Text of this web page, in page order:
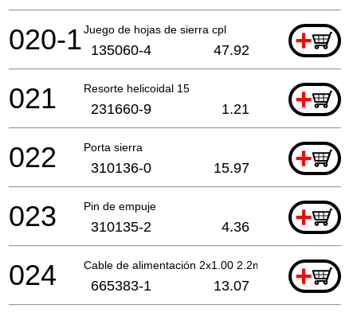
Juego de hojas de sierra cpl +
020-1 135060-4 47.92
Resorte helicoidal 15 +
021 231660-9 1.21
Porta sierra +
022 310136-0 15.97
Pin de empuje +
023 310135-2 4.36
Cable de alimentación 2x1.00 2.2mtr +
024 665383-1 13.07